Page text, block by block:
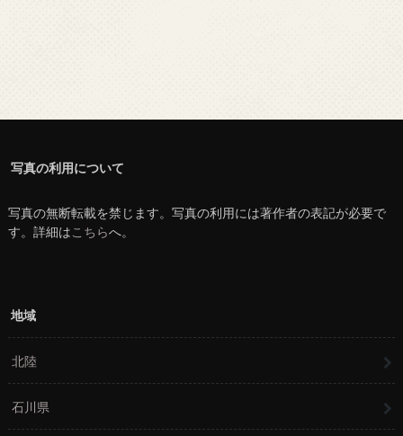
写真の利用について
写真の無断転載を禁じます。写真の利用には著作者の表記が必要で
す。詳細はこちらへ。
地域
北陸
石川県